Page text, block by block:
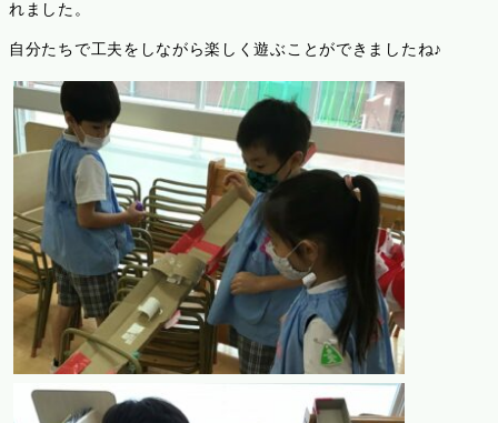
れました。
自分たちで工夫をしながら楽しく遊ぶことができましたね♪